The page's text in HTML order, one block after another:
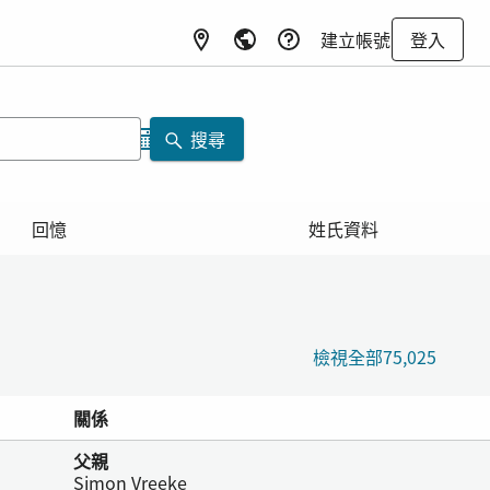
建立帳號 登入
搜尋
回憶 姓氏資料
檢視全部75,025
關係
父親
Simon Vreeke